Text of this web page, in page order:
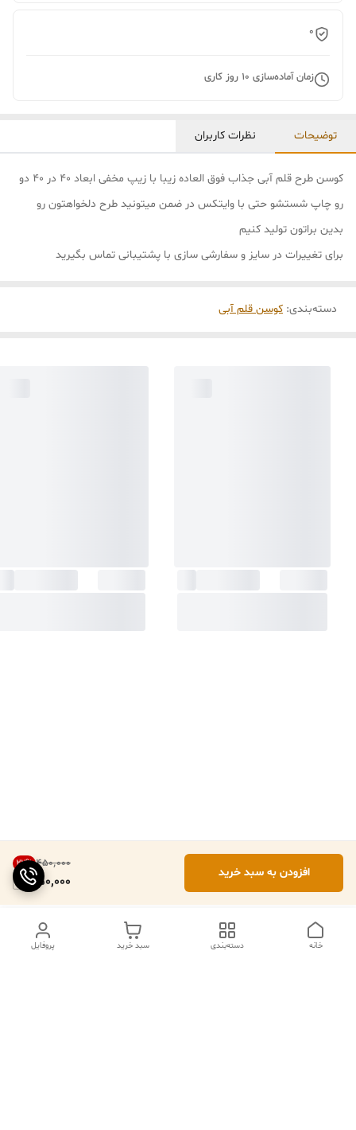
0
زمان آماده‌سازی 10 روز کاری
۴۵۰٬۰۰۰ 22%
350,000
افزودن به سبد خرید
توضیحات نظرات کاربران
کوسن طرح قلم آبی جذاب فوق العاده زیبا با زیپ مخفی ابعاد ۴۰ در ۴۰ دو
رو چاپ شستشو حتی با وایتکس در ضمن میتونید طرح دلخواهتون رو
بدین براتون تولید کنیم
برای تغییرات در سایز و سفارشی سازی با پشتیبانی تماس بگیرید
دسته‌بندی: کوسن قلم آبی
پروفایل سبد خرید دسته‌بندی خانه